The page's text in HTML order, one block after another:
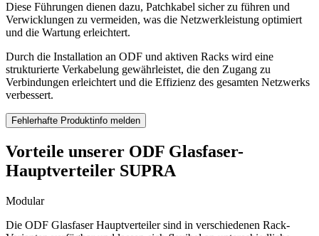
Diese Führungen dienen dazu, Patchkabel sicher zu führen und
Verwicklungen zu vermeiden, was die Netzwerkleistung optimiert
und die Wartung erleichtert.
Durch die Installation an ODF und aktiven Racks wird eine
strukturierte Verkabelung gewährleistet, die den Zugang zu
Verbindungen erleichtert und die Effizienz des gesamten Netzwerks
verbessert.
Fehlerhafte Produktinfo melden
Vorteile unserer ODF Glasfaser-
Hauptverteiler SUPRA
Modular
Die ODF Glasfaser Hauptverteiler sind in verschiedenen Rack-